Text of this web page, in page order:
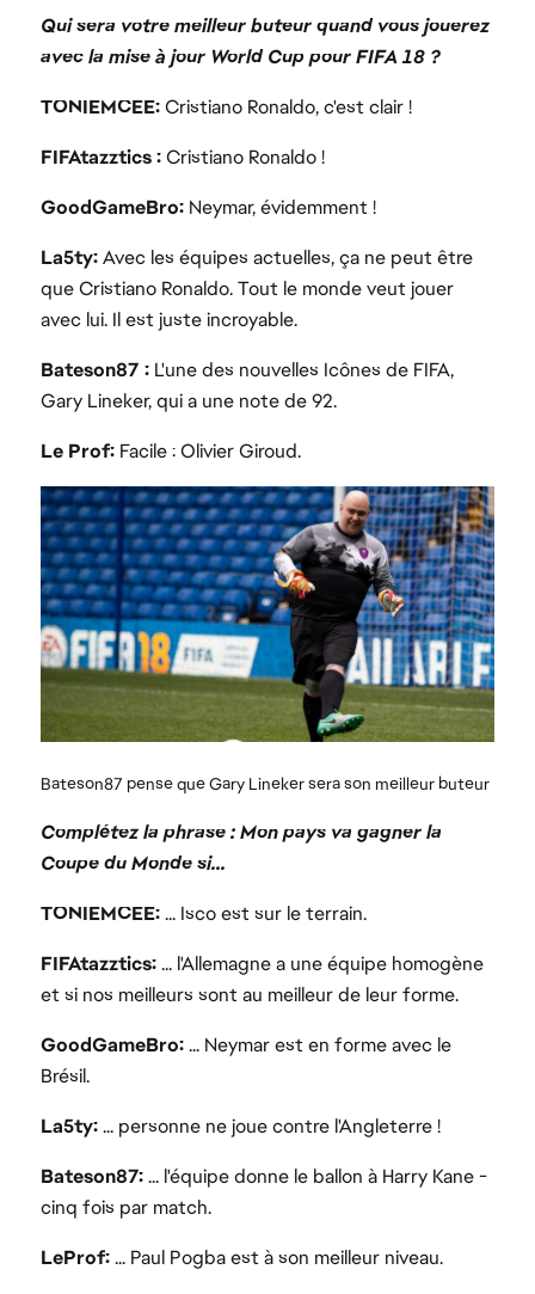
Qui sera votre meilleur buteur quand vous jouerez
avec la mise à jour World Cup pour FIFA 18 ?
TONIEMCEE:Cristiano Ronaldo, c'est clair !
FIFAtazztics :Cristiano Ronaldo !
GoodGameBro:Neymar, évidemment !
La5ty:Avec les équipes actuelles, ça ne peut être
que Cristiano Ronaldo. Tout le monde veut jouer
avec lui. Il est juste incroyable.
Bateson87 :L'une des nouvelles Icônes de FIFA,
Gary Lineker, qui a une note de 92.
Le Prof:Facile : Olivier Giroud.
Complétez la phrase : Mon pays va gagner la
Coupe du Monde si...
TONIEMCEE:... Isco est sur le terrain.
FIFAtazztics:... l'Allemagne a une équipe homogène
et si nos meilleurs sont au meilleur de leur forme.
GoodGameBro:... Neymar est en forme avec le
Brésil.
La5ty:... personne ne joue contre l'Angleterre !
Bateson87:... l'équipe donne le ballon à Harry Kane -
cinq fois par match.
LeProf:... Paul Pogba est à son meilleur niveau.